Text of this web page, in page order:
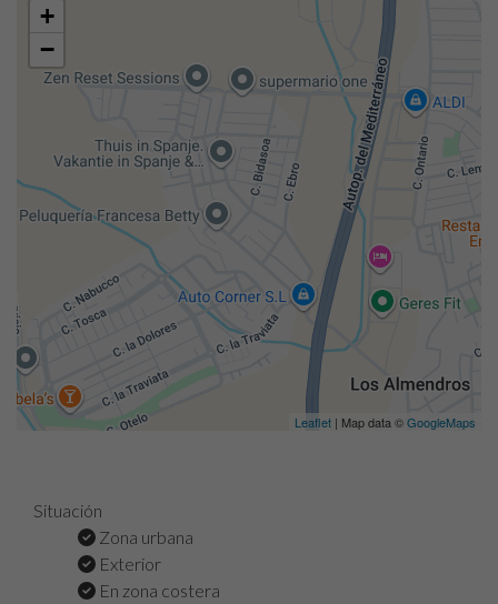
+
−
Leaflet | Map data ©GoogleMaps
Situación
Zona urbana
Exterior
En zona costera